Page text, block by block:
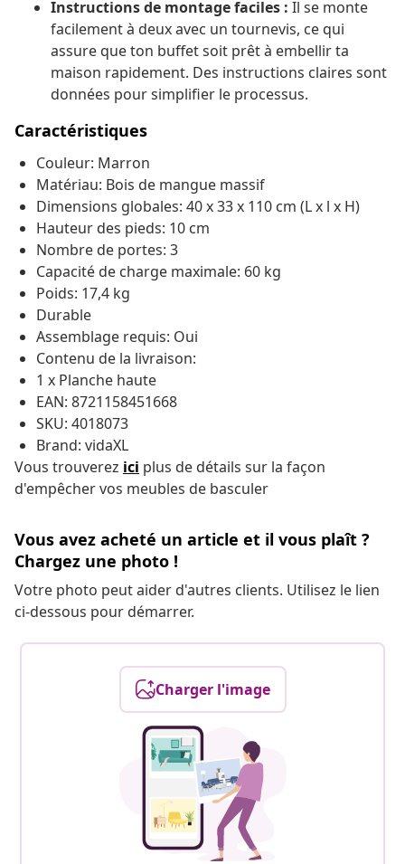
Instructions de montage faciles : Il se monte
facilement à deux avec un tournevis, ce qui
assure que ton buffet soit prêt à embellir ta
maison rapidement. Des instructions claires sont
données pour simplifier le processus.
Caractéristiques
Couleur: Marron
Matériau: Bois de mangue massif
Dimensions globales: 40 x 33 x 110 cm (L x l x H)
Hauteur des pieds: 10 cm
Nombre de portes: 3
Capacité de charge maximale: 60 kg
Poids: 17,4 kg
Durable
Assemblage requis: Oui
Contenu de la livraison:
1 x Planche haute
EAN: 8721158451668
SKU: 4018073
Brand: vidaXL
Vous trouverez ici plus de détails sur la façon
d'empêcher vos meubles de basculer
Vous avez acheté un article et il vous plaît ?
Chargez une photo !
Votre photo peut aider d'autres clients. Utilisez le lien
ci-dessous pour démarrer.
Charger l'image